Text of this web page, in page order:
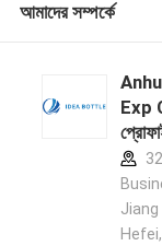
আমাদের সম্পর্কে
Exp